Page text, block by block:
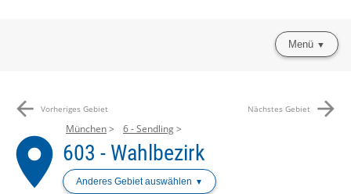
Menü
arrow_back Vorheriges Gebiet Nächstes Gebiet arrow_forward
place
München 6 - Sendling
603 - Wahlbezirk
Anderes Gebiet auswählen